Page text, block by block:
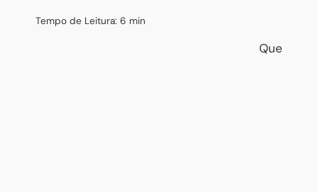
Tempo de Leitura: 6 min
Que